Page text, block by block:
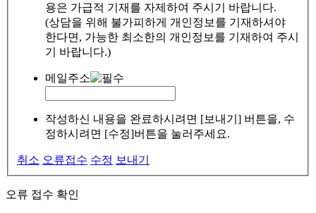
용은 가급적 기재를 자제하여 주시기 바랍니다.
(상담을 위해 불가피하게 개인정보를 기재하셔야
한다면, 가능한 최소한의 개인정보를 기재하여 주시
기 바랍니다.)
메일주소
작성하신 내용을 완료하시려면 [보내기] 버튼을, 수
정하시려면 [수정]버튼을 눌러주세요.
취소 오류접수 수정 보내기
오류 접수 확인